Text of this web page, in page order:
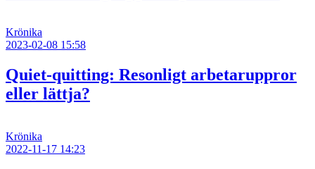
Krönika
2023-02-08 15:58
Quiet-quitting: Resonligt arbetaruppror
eller lättja?
Krönika
2022-11-17 14:23